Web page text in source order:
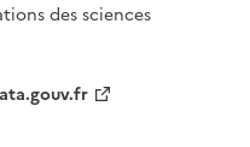
des sciences